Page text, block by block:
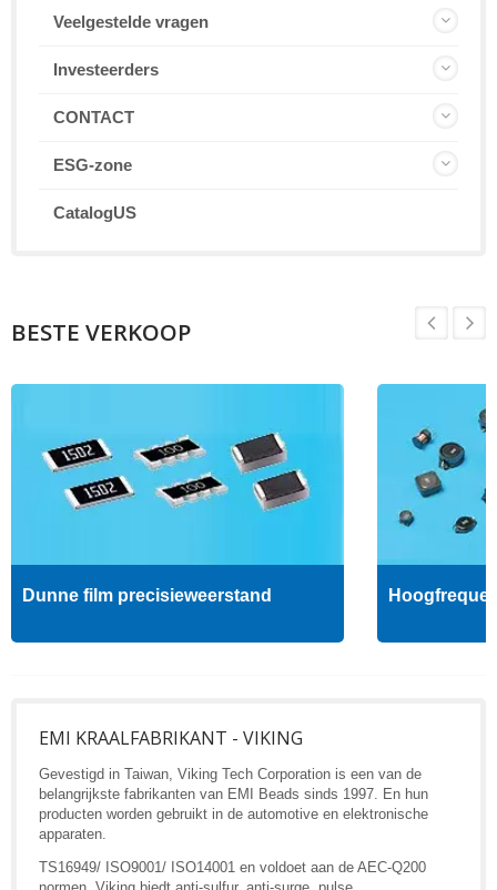
Veelgestelde vragen
Investeerders
CONTACT
ESG-zone
CatalogUS
BESTE VERKOOP
Dunne film precisieweerstand
EMI KRAALFABRIKANT - VIKING
Gevestigd in Taiwan, Viking Tech Corporation is een van de
belangrijkste fabrikanten van EMI Beads sinds 1997. En hun
producten worden gebruikt in de automotive en elektronische
apparaten.
TS16949/ ISO9001/ ISO14001 en voldoet aan de AEC-Q200